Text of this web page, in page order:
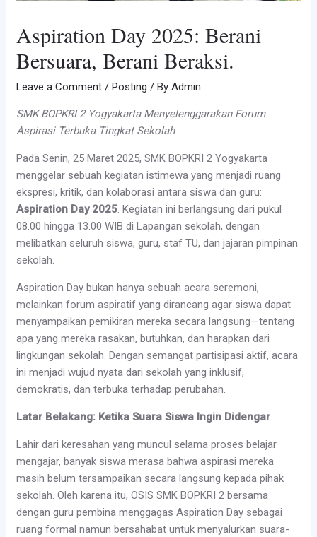
Aspiration Day 2025: Berani
Bersuara, Berani Beraksi.
Leave a Comment /Posting / ByAdmin
SMK BOPKRI 2 Yogyakarta Menyelenggarakan Forum
Aspirasi Terbuka Tingkat Sekolah
Pada Senin, 25 Maret 2025, SMK BOPKRI 2 Yogyakarta
menggelar sebuah kegiatan istimewa yang menjadi ruang
ekspresi, kritik, dan kolaborasi antara siswa dan guru:
Aspiration Day 2025. Kegiatan ini berlangsung dari pukul
08.00 hingga 13.00 WIB di Lapangan sekolah, dengan
melibatkan seluruh siswa, guru, staf TU, dan jajaran pimpinan
sekolah.
Aspiration Day bukan hanya sebuah acara seremoni,
melainkan forum aspiratif yang dirancang agar siswa dapat
menyampaikan pemikiran mereka secara langsung—tentang
apa yang mereka rasakan, butuhkan, dan harapkan dari
lingkungan sekolah. Dengan semangat partisipasi aktif, acara
ini menjadi wujud nyata dari sekolah yang inklusif,
demokratis, dan terbuka terhadap perubahan.
Latar Belakang: Ketika Suara Siswa Ingin Didengar
Lahir dari keresahan yang muncul selama proses belajar
mengajar, banyak siswa merasa bahwa aspirasi mereka
masih belum tersampaikan secara langsung kepada pihak
sekolah. Oleh karena itu, OSIS SMK BOPKRI 2 bersama
dengan guru pembina menggagas Aspiration Day sebagai
ruang formal namun bersahabat untuk menyalurkan suara-